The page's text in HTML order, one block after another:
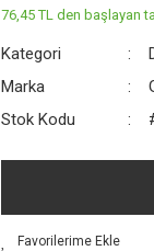
76,45 TL den başlayan
Kategori
Marka
Stok Kodu